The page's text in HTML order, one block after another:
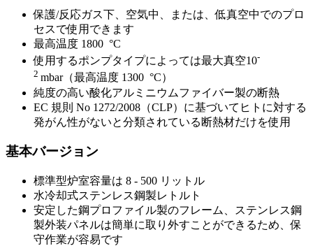
保護/反応ガス下、空気中、または、低真空中でのプロ
セスで使用できます
最高温度 1800 °C
使用するポンプタイプによっては最大真空10-
2 mbar（最高温度 1300 °C）
純度の高い酸化アルミニウムファイバー製の断熱
EC 規則 No 1272/2008（CLP）に基づいてヒトに対する
発がん性がないと分類されている断熱材だけを使用
基本バージョン
標準型炉室容量は 8 - 500 リットル
水冷却式ステンレス鋼製レトルト
安定した鋼プロファイル製のフレーム、ステンレス鋼
製外装パネルは簡単に取り外すことができるため、保
守作業が容易です